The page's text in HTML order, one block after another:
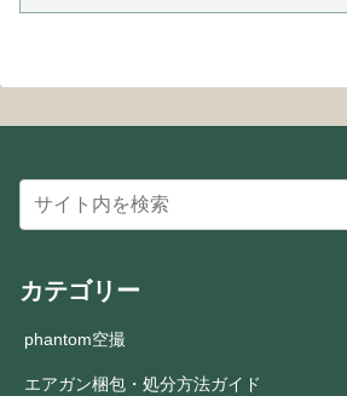
カテゴリー
phantom空撮
エアガン梱包・処分方法ガイド